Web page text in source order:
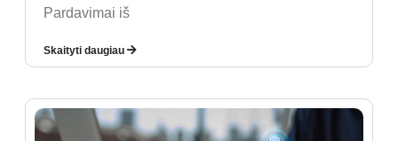
Pardavimai iš
Skaityti daugiau